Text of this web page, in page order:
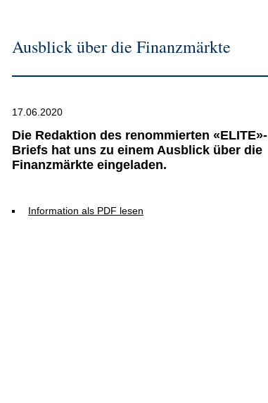
Ausblick über die Finanzmärkte
17.06.2020
Die Redaktion des renommierten «ELITE»-
Briefs hat uns zu einem Ausblick über die
Finanzmärkte eingeladen.
Information als PDF lesen